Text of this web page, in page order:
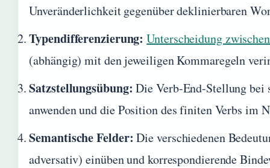
Unveränderlichkeit gegenüber deklinierbaren
Typendifferenzierung: Unterscheidung
(abhängig) mit den jeweiligen Kommaregeln
Satzstellungsübung: Die Verb-End-Stellung bei
anwenden und die Position des finiten Verbs im
Semantische Felder: Die verschiedenen
adversativ) einüben und korrespondierende